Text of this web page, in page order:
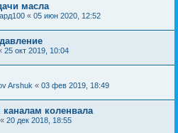
масла
« 05 июн 2020, 12:52
25 окт 2019, 10:04
Arshuk « 03 фев 2019, 18:49
коленвала
« 20 дек 2018, 18:55